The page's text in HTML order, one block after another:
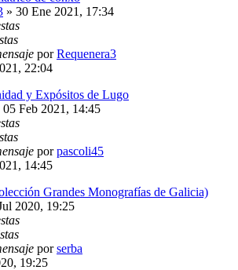
» 30 Ene 2021, 17:34
porRequenera3
22:04
y Expósitos de Lugo
05 Feb 2021, 14:45
porpascoli45
14:45
Grandes Monografías de Galicia)
2020, 19:25
porserba
19:25